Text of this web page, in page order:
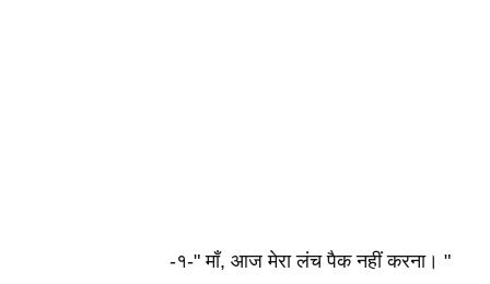
-१-" माँ, आज मेरा लंच पैक नहीं करना। "